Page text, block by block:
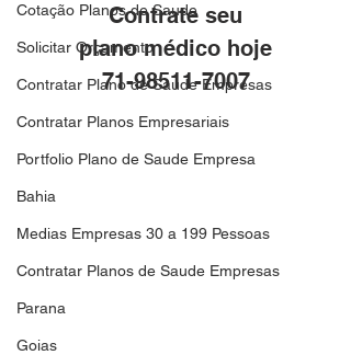
Cotação Planos de Saude
Solicitar Orçamento
Contratar Plano de Saude Empresas
Contratar Planos Empresariais
Portfolio Plano de Saude Empresa
Bahia
Medias Empresas 30 a 199 Pessoas
Contratar Planos de Saude Empresas
Parana
Goias
Contrate seu
plano médico hoje
71-98511-7007